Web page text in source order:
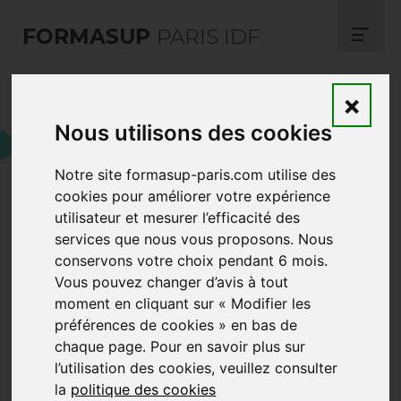
Nous utilisons des cookies
Notre site formasup-paris.com utilise des
cookies pour améliorer votre expérience
utilisateur et mesurer l’efficacité des
services que nous vous proposons. Nous
conservons votre choix pendant 6 mois.
Vous pouvez changer d’avis à tout
moment en cliquant sur « Modifier les
préférences de cookies » en bas de
chaque page. Pour en savoir plus sur
l’utilisation des cookies, veuillez consulter
la politique des cookies
×
FORMASUP PARIS IDF
relatif à l'aide
exceptionnelle, l'aide
unique continue de
s'appliquer